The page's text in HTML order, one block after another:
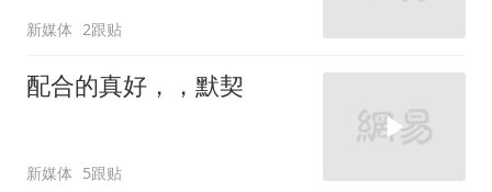
新媒体 2跟贴
配合的真好，，默契
新媒体 5跟贴